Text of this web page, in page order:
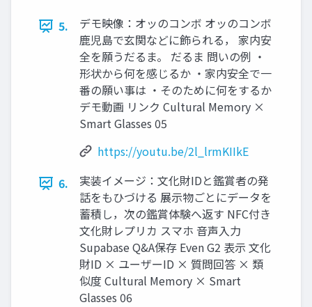
5.
デモ映像：オッのコンボ オッのコンボ
鹿児島で玄関などに飾られる， 家内安
全を願うだるま。 だるま 問いの例 ・
形状から何を感じるか ・家内安全で一
番の願い事は ・そのために何をするか
デモ動画 リンク Cultural Memory ×
Smart Glasses 05
https://youtu.be/2l_lrmKIIkE
6.
実装イメージ：文化財IDと鑑賞者の発
話をもひづける 展示物ごとにデータを
蓄積し，次の鑑賞体験へ返す NFC付き
文化財レプリカ スマホ 音声入力
Supabase Q&A保存 Even G2 表示 文化
財ID × ユーザーID × 質問回答 × 類
似度 Cultural Memory × Smart
Glasses 06